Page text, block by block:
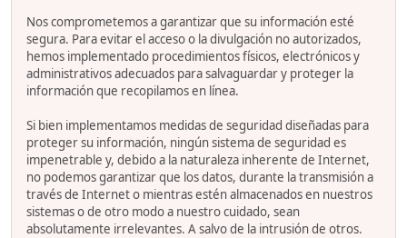
Nos comprometemos a garantizar que su información esté
segura. Para evitar el acceso o la divulgación no autorizados,
hemos implementado procedimientos físicos, electrónicos y
administrativos adecuados para salvaguardar y proteger la
información que recopilamos en línea.
Si bien implementamos medidas de seguridad diseñadas para
proteger su información, ningún sistema de seguridad es
impenetrable y, debido a la naturaleza inherente de Internet,
no podemos garantizar que los datos, durante la transmisión a
través de Internet o mientras estén almacenados en nuestros
sistemas o de otro modo a nuestro cuidado, sean
absolutamente irrelevantes. A salvo de la intrusión de otros.